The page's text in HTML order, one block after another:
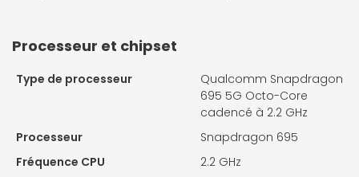
Processeur et chipset
Type de processeur
Qualcomm Snapdragon
695 5G Octo-Core
cadencé à 2.2 GHz
Processeur
Snapdragon 695
Fréquence CPU
2.2 GHz